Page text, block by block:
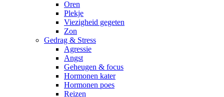
Oren
Plekje
Viezigheid gegeten
Zon
Gedrag & Stress
Agressie
Angst
Geheugen & focus
Hormonen kater
Hormonen poes
Reizen